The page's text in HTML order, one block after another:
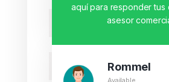
aquí para responder tus
asesor
Rommel